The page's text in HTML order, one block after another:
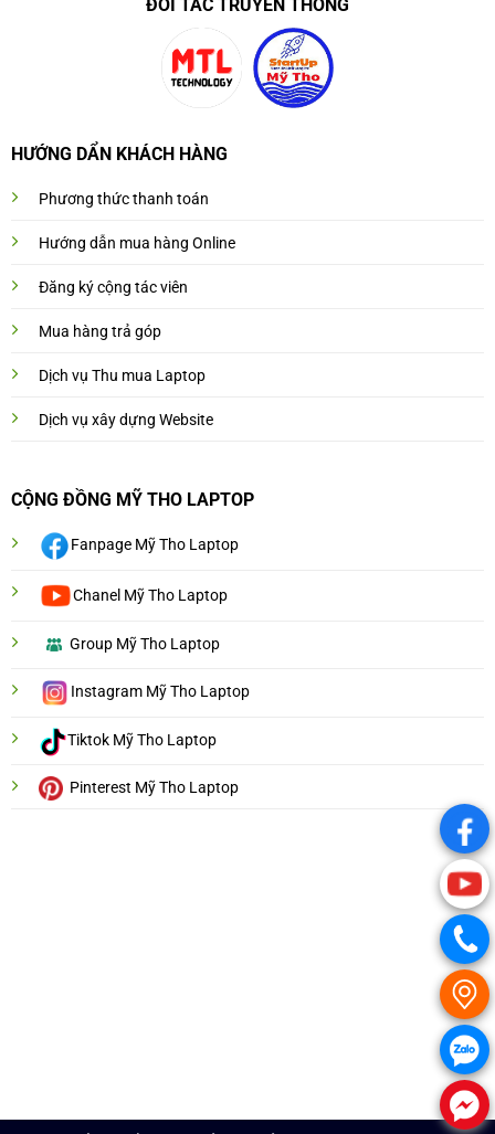
ĐỐI TÁC TRUYỀN THÔNG
HƯỚNG DẨN KHÁCH HÀNG
Phương thức thanh toán
Hướng dẫn mua hàng Online
Đăng ký cộng tác viên
Mua hàng trả góp
Dịch vụ Thu mua Laptop
Dịch vụ xây dựng Website
CỘNG ĐỒNG MỸ THO LAPTOP
Fanpage Mỹ Tho Laptop
Chanel Mỹ Tho Laptop
Group Mỹ Tho Laptop
Instagram Mỹ Tho Laptop
Tiktok Mỹ Tho Laptop
Pinterest Mỹ Tho Laptop
.
.
.
.
.
.